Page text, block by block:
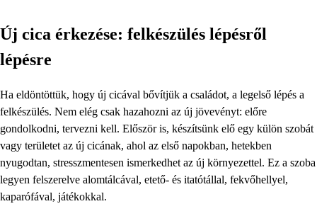
Új cica érkezése: felkészülés lépésről
lépésre
Ha eldöntöttük, hogy új cicával bővítjük a családot, a legelső lépés a
felkészülés. Nem elég csak hazahozni az új jövevényt: előre
gondolkodni, tervezni kell. Először is, készítsünk elő egy külön szobát
vagy területet az új cicának, ahol az első napokban, hetekben
nyugodtan, stresszmentesen ismerkedhet az új környezettel. Ez a szoba
legyen felszerelve alomtálcával, etető- és itatótállal, fekvőhellyel,
kaparófával, játékokkal.